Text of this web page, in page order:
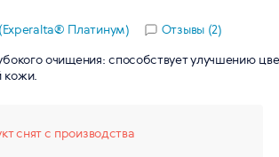
Платинум)
Отзывы (2)
очищения: способствует улучшению
кожи.
снят с производства